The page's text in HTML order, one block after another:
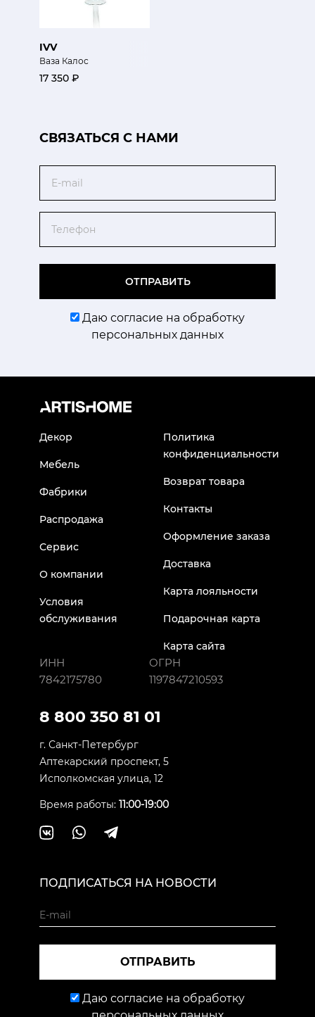
IVV
Ваза Калос
17 350 ₽
CВЯЗАТЬСЯ С НАМИ
ОТПРАВИТЬ
Даю согласие на обработку
персональных данных
Декор
Мебель
Фабрики
Распродажа
Сервис
О компании
Условия
обслуживания
Политика
конфиденциальности
Возврат товара
Контакты
Оформление заказа
Доставка
Карта лояльности
Подарочная карта
Карта сайта
ИНН
7842175780
ОГРН
1197847210593
8 800 350 81 01
г. Санкт-Петербург
Аптекарский проспект, 5
Исполкомская улица, 12
Время работы: 11:00-19:00
ПОДПИСАТЬСЯ НА НОВОСТИ
ОТПРАВИТЬ
Даю согласие на обработку